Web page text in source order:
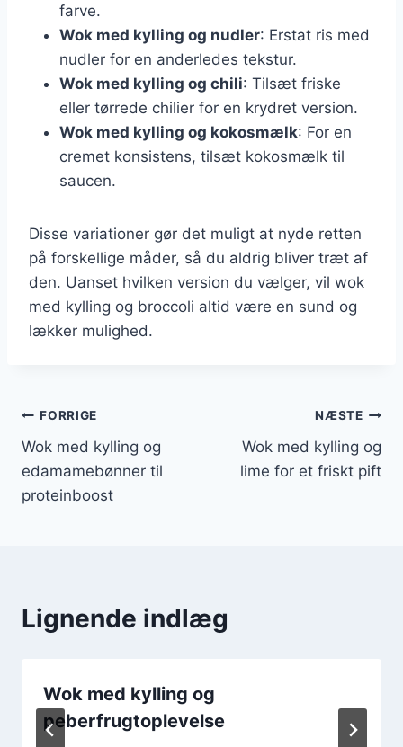
farve.
Wok med kylling og nudler: Erstat ris med
nudler for en anderledes tekstur.
Wok med kylling og chili: Tilsæt friske
eller tørrede chilier for en krydret version.
Wok med kylling og kokosmælk: For en
cremet konsistens, tilsæt kokosmælk til
saucen.
Disse variationer gør det muligt at nyde retten
på forskellige måder, så du aldrig bliver træt af
den. Uanset hvilken version du vælger, vil wok
med kylling og broccoli altid være en sund og
lækker mulighed.
Indlægsnavigation
FORRIGE
Wok med kylling og
edamamebønner til
proteinboost
NÆSTE
Wok med kylling og
lime for et friskt pift
Lignende indlæg
Wok med kylling og
peberfrugtoplevelse